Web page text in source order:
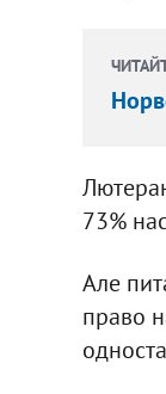
73%
Але
право